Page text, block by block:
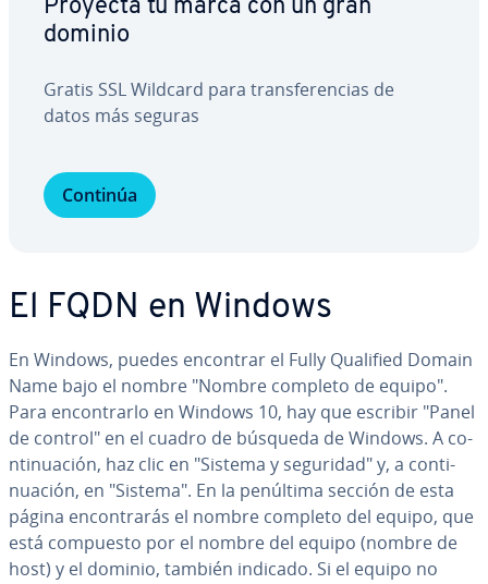
Proyecta tu marca con un gran
dominio
Gratis SSL Wildcard para tra­n­s­fe­re­n­cias de
datos más seguras
Continúa
El FQDN en Windows
En Windows, puedes encontrar el Fully Qualified Domain
Name bajo el nombre "Nombre completo de equipo".
Para en­co­n­trar­lo en Windows 10, hay que escribir "Panel
de control" en el cuadro de búsqueda de Windows. A co­
n­ti­nua­ción, haz clic en "Sistema y seguridad" y, a co­n­ti­
nua­ción, en "Sistema". En la penúltima sección de esta
página en­co­n­tra­rás el nombre completo del equipo, que
está compuesto por el nombre del equipo (nombre de
host) y el dominio, también indicado. Si el equipo no